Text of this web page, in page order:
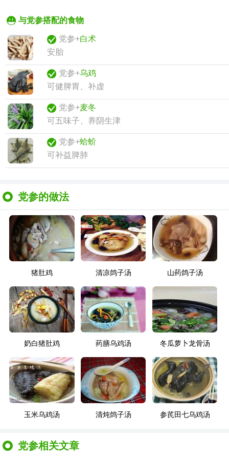
与党参搭配的食物
党参+白术
安胎
党参+乌鸡
可健脾胃、补虚
党参+麦冬
可五味子、养阴生津
党参+蛤蚧
可补益脾肺
党参的做法
猪肚鸡 清凉鸽子汤 山药鸽子汤
奶白猪肚鸡 药膳乌鸡汤 冬瓜萝卜龙骨汤
玉米乌鸡汤 清炖鸽子汤 参芪田七乌鸡汤
党参相关文章